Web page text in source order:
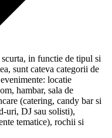
in functie de tipul si
sunt cateva categorii de
locatie
hambar, sala de
(catering, candy bar si
uri, DJ sau solisti),
tematice), rochii si